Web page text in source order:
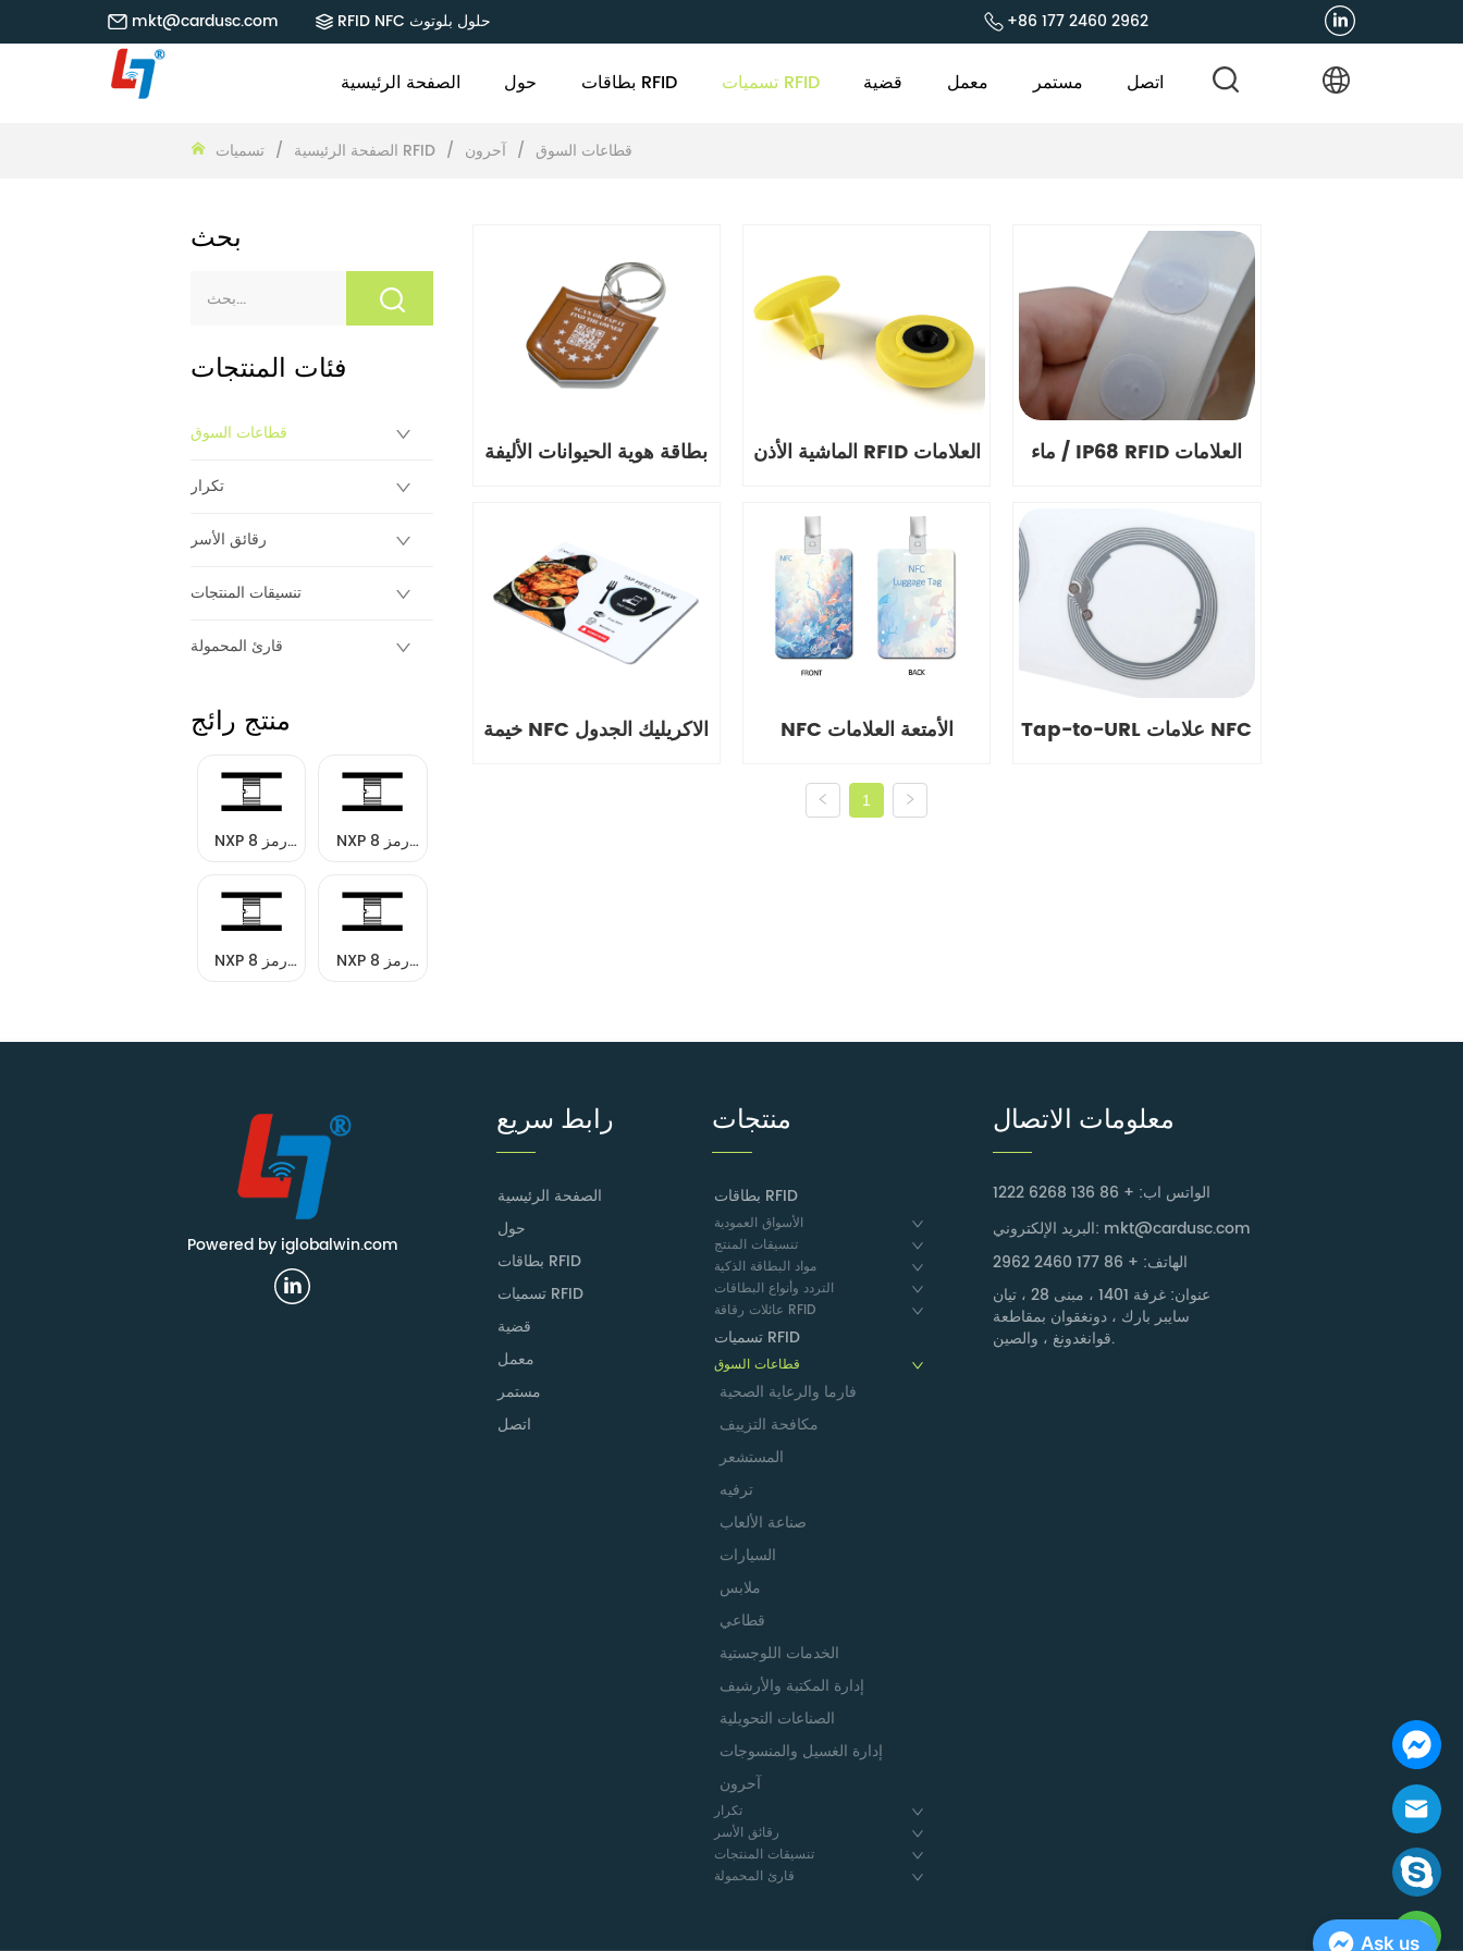
mkt@cardusc.com RFID NFC حلول بلوتوث +86 177 2460 2962
الصفحة الرئيسية حول بطاقات RFID تسميات RFID قضية معمل مستمر اتصل
الصفحة الرئيسية / تسميات RFID / قطاعات السوق / آحرون
بحث
فئات المنتجات
قطاعات السوق
تكرار
رقائق الأسر
تنسيقات المنتجات
قارئ المحمولة
منتج رائج
NXP رمز 8
NXP رمز 8
NXP رمز 8
NXP رمز 8
بطاقة هوية الحيوانات الأليفة الماشية الأذن RFID العلامات ماء / IP68 RFID العلامات
خيمة NFC الاكريليك الجدول NFC الأمتعة العلامات Tap-to-URL علامات NFC
1
Powered by iglobalwin.com
رابط سريع
الصفحة الرئيسية
حول
بطاقات RFID
تسميات RFID
قضية
معمل
مستمر
اتصل
منتجات
بطاقات RFID
الأسواق العمودية
تنسيقات المنتج
مواد البطاقة الذكية
التردد وأنواع البطاقات
عائلات رقاقة RFID
تسميات RFID
قطاعات السوق
فارما والرعاية الصحية
مكافحة التزييف
المستشعر
ترفيه
صناعة الألعاب
السيارات
ملابس
قطاعي
الخدمات اللوجستية
إدارة المكتبة والأرشيف
الصناعات التحويلية
إدارة الغسيل والمنسوجات
آحرون
تكرار
رقائق الأسر
تنسيقات المنتجات
قارئ المحمولة
معلومات الاتصال
الواتس اب: + 86 136 6268 1222
البريد الإلكتروني: mkt@cardusc.com
الهاتف: + 86 177 2460 2962
عنوان: غرفة 1401 ، مبنى 28 ، تيان
سايبر بارك ، دونغقوان بمقاطعة
قوانغدونغ ، والصين.
Ask us